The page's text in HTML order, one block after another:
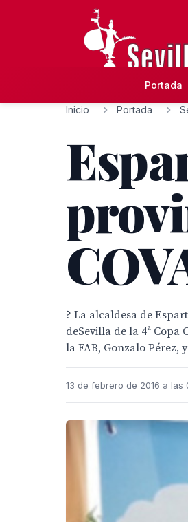
Portada
Inicio Portada
? La alcaldesa de
deSevilla de la 4ª
la FAB, Gonzalo Pérez,
13 de febrero de 2016 a las